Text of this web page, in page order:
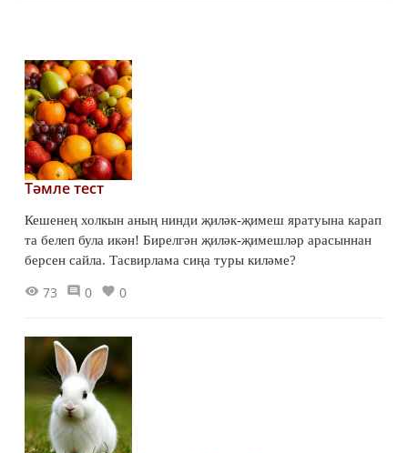
Тәмле тест
Кешенең холкын аның нинди җиләк-җимеш яратуына карап
та белеп була икән! Бирелгән җиләк-җимешләр арасыннан
берсен сайла. Тасвирлама сиңа туры киләме?
73 0 0